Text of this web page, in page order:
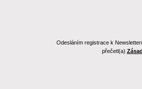
Odesláním registrace k
přečetl(a)